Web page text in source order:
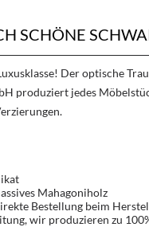
SCHÖNE
Der optische
produziert jedes
Mahagoniholz
Bestellung beim
wir produzieren zu